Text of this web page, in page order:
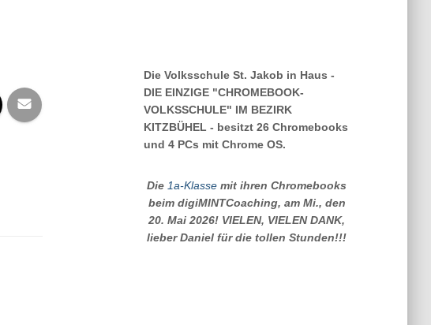
Die Volksschule St. Jakob in Haus -
DIE EINZIGE "CHROMEBOOK-
VOLKSSCHULE" IM BEZIRK
KITZBÜHEL - besitzt 26 Chromebooks
und 4 PCs mit Chrome OS.
Die 1a-Klasse mit ihren Chromebooks
beim digiMINTCoaching, am Mi., den
20. Mai 2026! VIELEN, VIELEN DANK,
lieber Daniel für die tollen Stunden!!!